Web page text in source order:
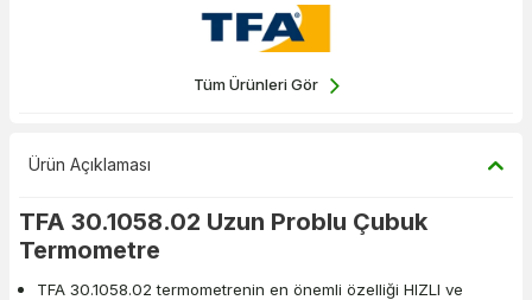
Tüm Ürünleri Gör
Ürün Açıklaması
TFA 30.1058.02 Uzun Problu Çubuk
Termometre
TFA 30.1058.02 termometrenin en önemli özelliği HIZLI ve